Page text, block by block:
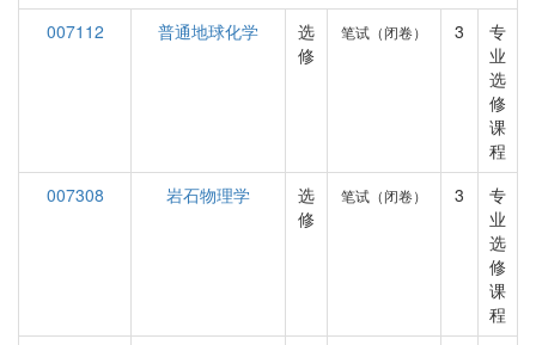
007112 普通地球化学
选
修
笔试（闭卷） 3
专
业
选
修
课
程
007308
岩石物理学
选
修
笔试（闭卷） 3
专
业
选
修
课
程